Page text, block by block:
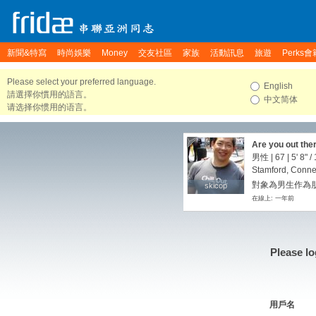
新聞&特寫 時尚娛樂 Money 交友社區 家族 活動訊息 旅遊 Perks會
Please select your preferred language.
請選擇你慣用的語言。
请选择你惯用的语言。
English
中文简体
skicop
skicop
Are you out
男性 | 67 | 5' 8" /
Stamford,
對象為男生作為
在線上: 一年前
Please
用戶名